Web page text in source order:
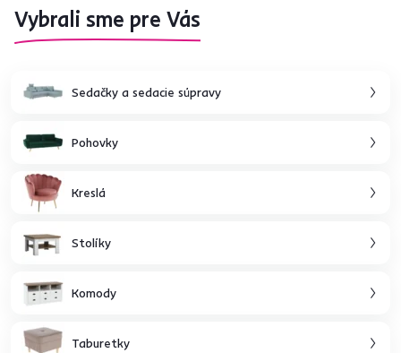
Vybrali sme pre Vás
Sedačky a sedacie súpravy
Pohovky
Kreslá
Stolíky
Komody
Taburetky